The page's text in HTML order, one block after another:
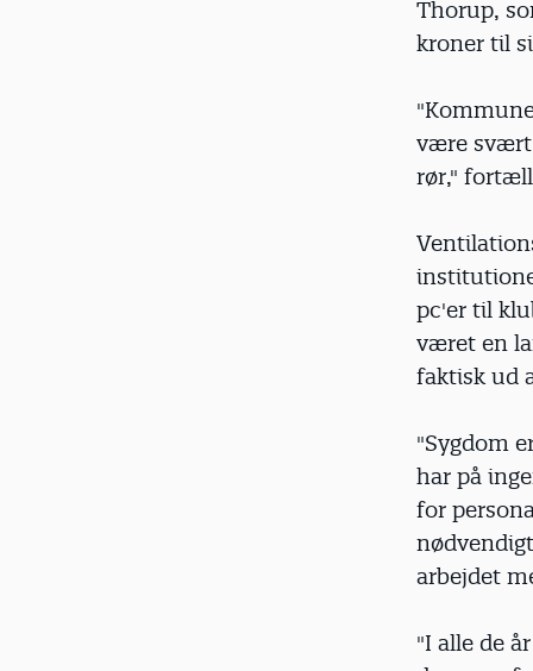
Thorup,
kroner til
være
rør,"
pc'er til
været en
faktisk ud
"Sygdom
har på
for
arbejdet
"I alle de